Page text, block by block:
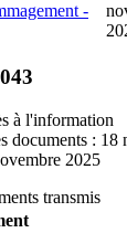
-
à l'information
documents : 18
2025
transmis